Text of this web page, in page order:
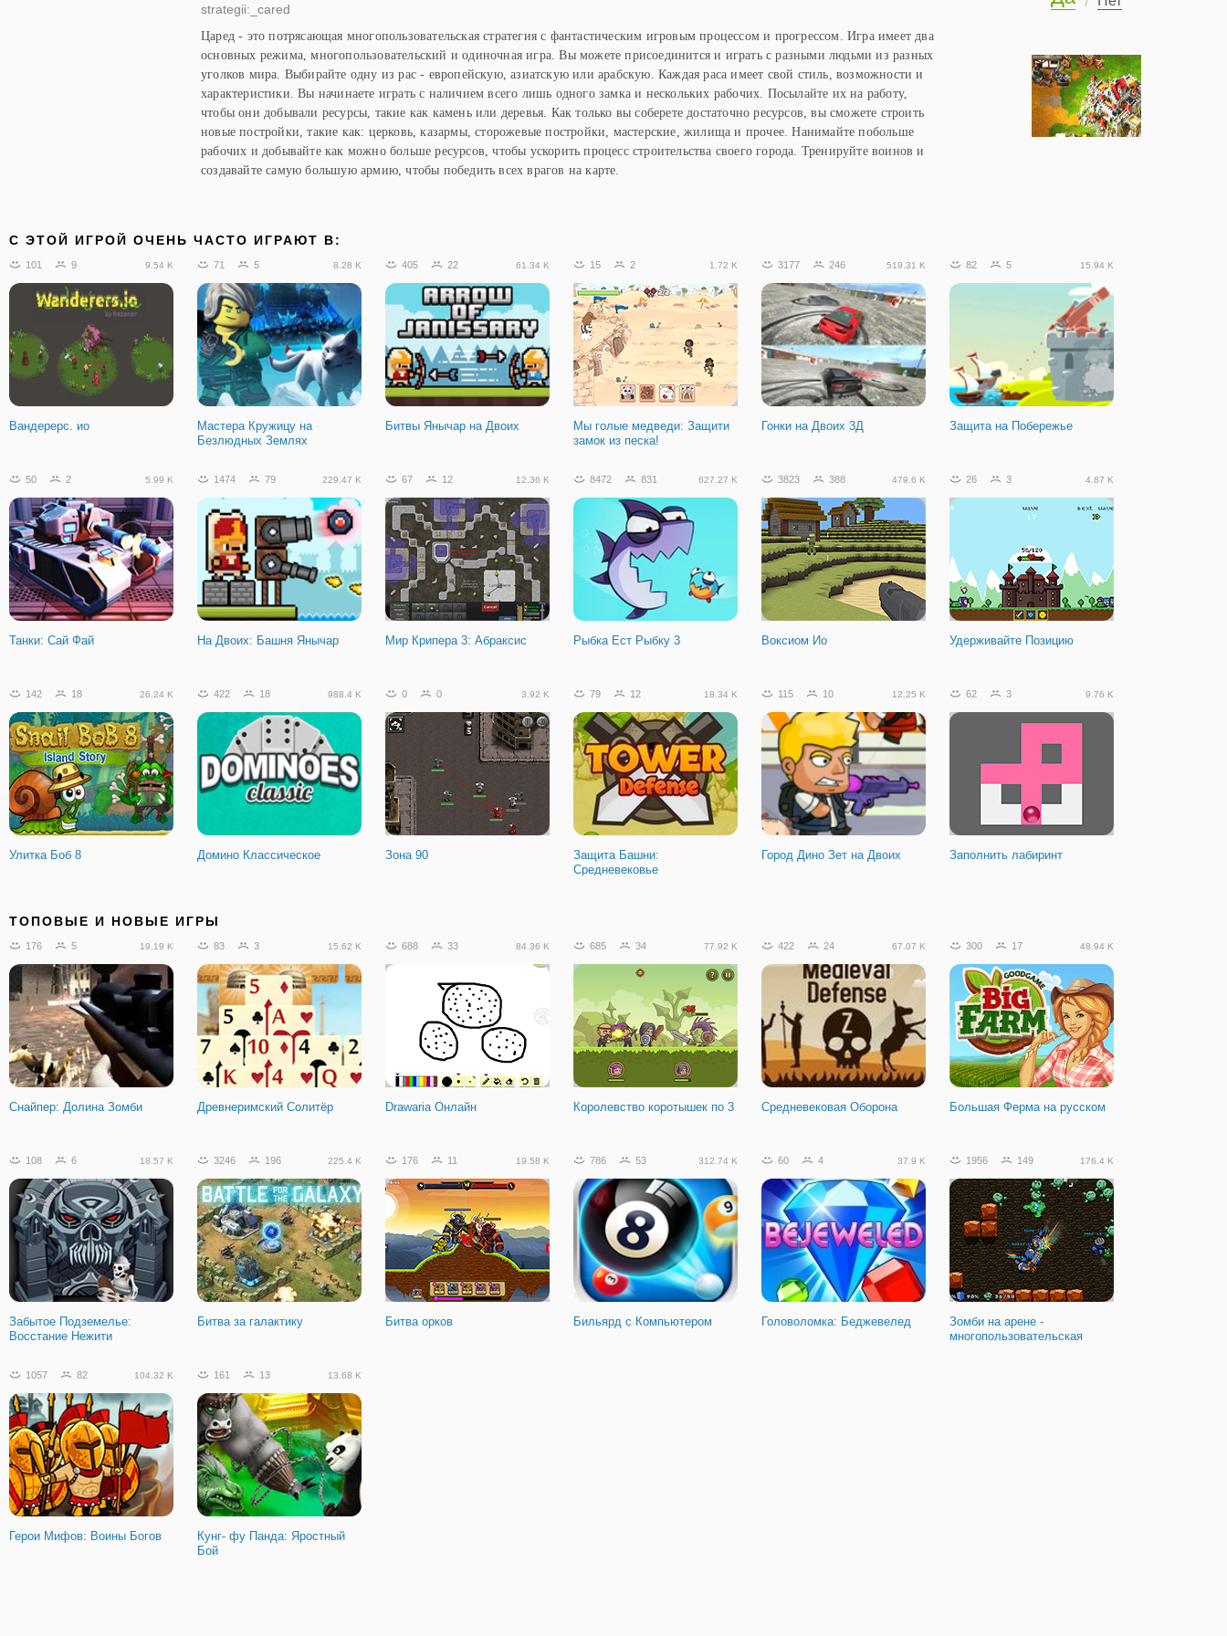
strategii:_cared
Царед - это потрясающая многопользовательская стратегия с фантастическим игровым процессом и прогрессом. Игра имеет два
основных режима, многопользовательский и одиночная игра. Вы можете присоединится и играть с разными людьми из разных
уголков мира. Выбирайте одну из рас - европейскую, азиатскую или арабскую. Каждая раса имеет свой стиль, возможности и
характеристики. Вы начинаете играть с наличием всего лишь одного замка и нескольких рабочих. Посылайте их на работу,
чтобы они добывали ресурсы, такие как камень или деревья. Как только вы соберете достаточно ресурсов, вы сможете строить
новые постройки, такие как: церковь, казармы, сторожевые постройки, мастерские, жилища и прочее. Нанимайте побольше
рабочих и добывайте как можно больше ресурсов, чтобы ускорить процесс строительства своего города. Тренируйте воинов и
создавайте самую большую армию, чтобы победить всех врагов на карте.
C ЭТОЙ ИГРОЙ ОЧЕНЬ ЧАСТО ИГРАЮТ В:
101 9 9.54 K
Вандерерс. ио
71 5 8.28 K
Мастера Кружицу на
Безлюдных Землях
405 22 61.34 K
Битвы Янычар на Двоих
15 2 1.72 K
Мы голые медведи: Защити
замок из песка!
3177 246 519.31 K
Гонки на Двоих 3Д
82 5 15.94 K
Защита на Побережье
50 2 5.99 K
Танки: Сай Фай
1474 79 229.47 K
На Двоих: Башня Янычар
67 12 12.36 K
Мир Крипера 3: Абраксис
8472 831 627.27 K
Рыбка Ест Рыбку 3
3823 388 479.6 K
Воксиом Ио
26 3 4.87 K
Удерживайте Позицию
142 18 26.24 K
Улитка Боб 8
422 18 988.4 K
Домино Классическое
0 0 3.92 K
Зона 90
79 12 18.34 K
Защита Башни:
Средневековье
115 10 12.25 K
Город Дино Зет на Двоих
62 3 9.76 K
Заполнить лабиринт
Рыбак Вперед, в атаку!
Йорке
ТОПОВЫЕ И НОВЫЕ ИГРЫ
176 5 19.19 K
Снайпер: Долина Зомби
83 3 15.62 K
Древнеримский Солитёр
688 33 84.36 K
Drawaria Онлайн
685 34 77.92 K
Королевство коротышек по 3
422 24 67.07 K
Средневековая Оборона
300 17 48.94 K
Большая Ферма на русском
108 6 18.57 K
Забытое Подземелье:
Восстание Нежити
3246 196 225.4 K
Битва за галактику
176 11 19.58 K
Битва орков
786 53 312.74 K
Бильярд с Компьютером
60 4 37.9 K
Головоломка: Беджевелед
1956 149 176.4 K
Зомби на арене -
многопользовательская
1057 82 104.32 K
Герои Мифов: Воины Богов
161 13 13.68 K
Кунг- фу Панда: Яростный
Бой